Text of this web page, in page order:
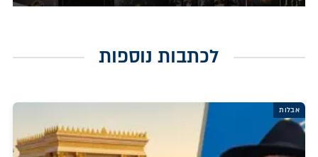
לכתבות נוספות
אבלות